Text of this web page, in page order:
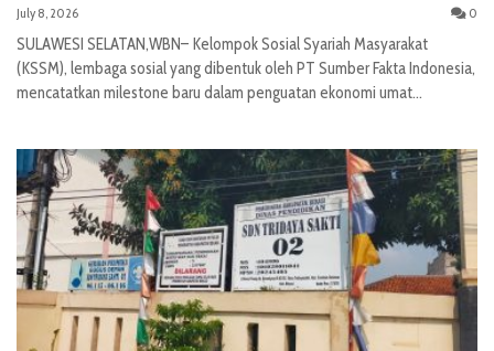
July 8, 2026 0
SULAWESI SELATAN,WBN– Kelompok Sosial Syariah Masyarakat
(KSSM), lembaga sosial yang dibentuk oleh PT Sumber Fakta Indonesia,
mencatatkan milestone baru dalam penguatan ekonomi umat...